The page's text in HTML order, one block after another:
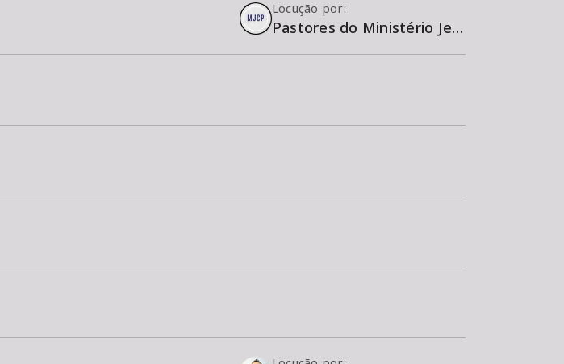
Locução por:
Pastores do Ministério Jesus Cristo é a Porta